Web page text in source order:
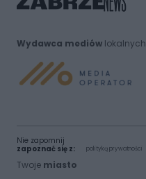
Wydawca mediówlokalnych
Nie zapomnij
zapoznać się z:
polityką prywatności
Twoje miasto